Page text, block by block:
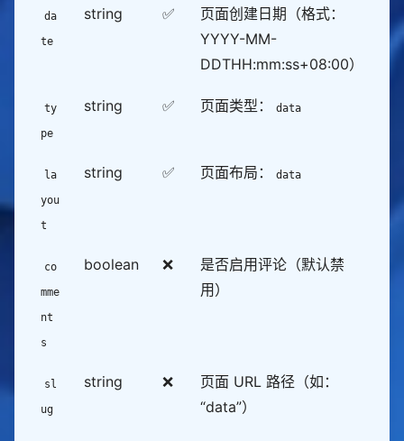
da
te
string ✅
页面创建日期（格式：
YYYY-MM-
DDTHH:mm:ss+08:00）
ty
pe
string ✅ 页面类型： data
la
you
t
string ✅ 页面布局： data
co
mme
nt
s
boolean ❌
是否启用评论（默认禁
用）
sl
ug
string ❌
页面 URL 路径（如：
“data”）